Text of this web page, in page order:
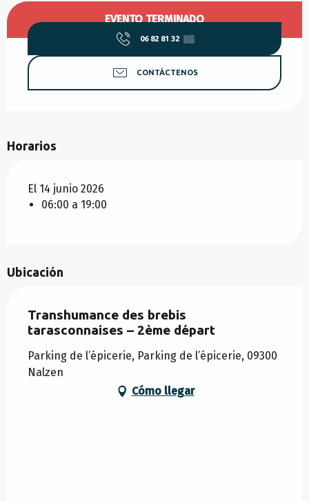
Horarios y datos de contacto
EVENTO TERMINADO
06 82 81 32 ▒▒
CONTÁCTENOS
Horarios
El 14 junio 2026
06:00 a 19:00
Ubicación
Transhumance des brebis
tarasconnaises – 2ème départ
Parking de l’épicerie, Parking de l’épicerie, 09300
Nalzen
Cómo llegar